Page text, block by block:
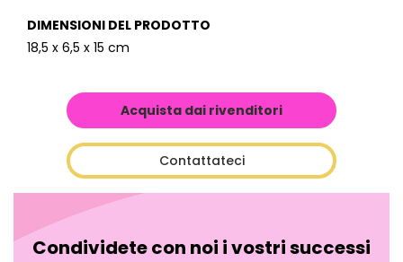
DIMENSIONI DEL PRODOTTO
18,5 x 6,5 x 15 cm
Acquista dai rivenditori
Contattateci
Condividete con noi i vostri successi